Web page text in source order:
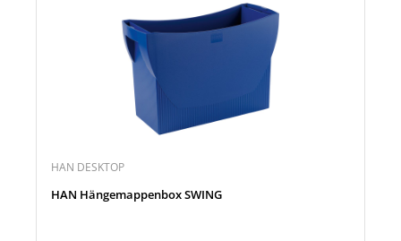
HAN DESKTOP
HAN Hängemappenbox SWING